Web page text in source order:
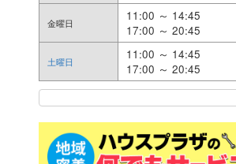
金曜日
11:00 ～ 14:45
17:00 ～ 20:45
土曜日
11:00 ～ 14:45
17:00 ～ 20:45